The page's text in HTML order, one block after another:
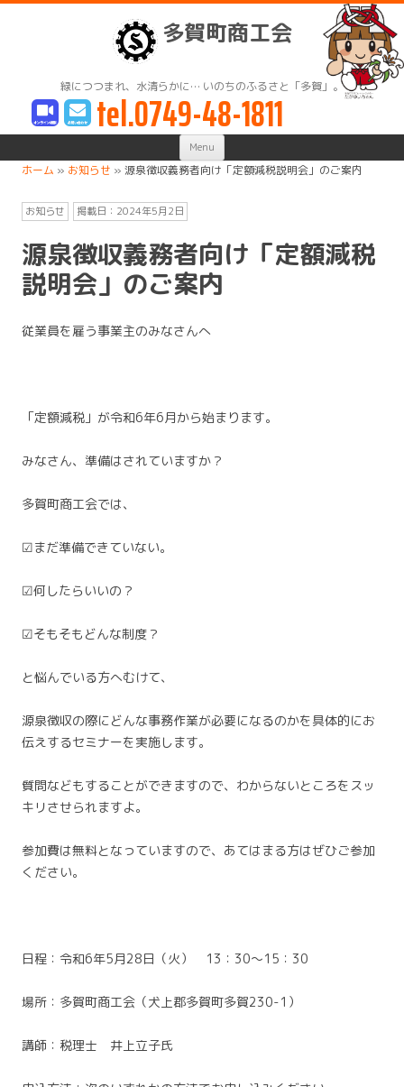
多賀町商工会
緑につつまれ、水清らかに… いのちのふるさと「多賀」。
tel.0749-48-1811
Menu Skip
content
ホーム » お知らせ » 源泉徴収義務者向け「定額減税説明会」のご案内
お知らせ 掲載日： 2024年5月2日
源泉徴収義務者向け「定額減税
説明会」のご案内
従業員を雇う事業主のみなさんへ
「定額減税」が令和6年6月から始まります。
みなさん、準備はされていますか？
多賀町商工会では、
☑まだ準備できていない。
☑何したらいいの？
☑そもそもどんな制度？
と悩んでいる方へむけて、
源泉徴収の際にどんな事務作業が必要になるのかを具体的にお
伝えするセミナーを実施します。
質問などもすることができますので、わからないところをスッ
キリさせられますよ。
参加費は無料となっていますので、あてはまる方はぜひご参加
ください。
日程：令和6年5月28日（火） 13：30～15：30
場所：多賀町商工会（犬上郡多賀町多賀230-1）
講師：税理士 井上立子氏